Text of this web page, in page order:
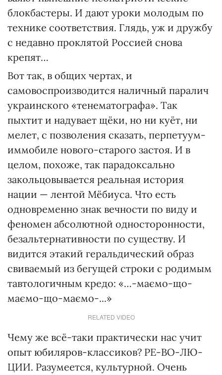
блокбастеры. И дают уроки молодым по
технике соответствия. Глядь, уж и дружбу
с недавно проклятой Россией снова
крепят…
Вот так, в общих чертах, и
самовоспроизводится наличный паралич
украинского «тенематографа». Так
пыхтит и надувает щёки, но ни куёт, ни
мелет, с позволения сказать, перпетуум-
иммобиле нового-старого застоя. И в
целом, похоже, так парадоксально
закольцовывается реальная история
нации — лентой Мёбиуса. Что есть
одновременно знак вечности по виду и
феномен абсолютной односторонности,
безальтернативности по существу. И
видится этакий геральдический образ
свиваемый из бегущей строки с родимым
тавтологичным кредо: «…-маємо-що-
маємо-що-маємо-...»
RELATED VIDEO
Чему же всё-таки практически нас учит
опыт юбиляров-классиков? РЕ-ВО-ЛЮ-
ЦИИ. Разумеется, культурной. Очень